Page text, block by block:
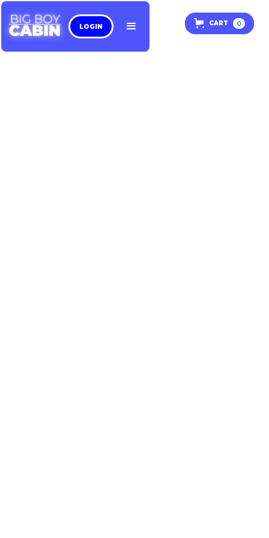
CART 0
LOGIN